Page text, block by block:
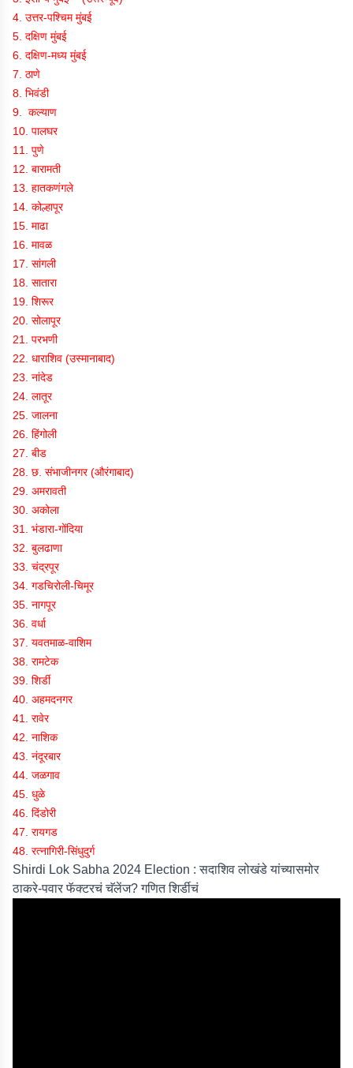
4. उत्तर-पश्चिम मुंबई
5. दक्षिण मुंबई
6. दक्षिण-मध्य मुंबई
7. ठाणे
8. भिवंडी
9. कल्याण
10. पालघर
11. पुणे
12. बारामती
13. हातकणंगले
14. कोल्हापूर
15. माढा
16. मावळ
17. सांगली
18. सातारा
19. शिरूर
20. सोलापूर
21. परभणी
22. धाराशिव (उस्मानाबाद)
23. नांदेड
24. लातूर
25. जालना
26. हिंगोली
27. बीड
28. छ. संभाजीनगर (औरंगाबाद)
29. अमरावती
30. अकोला
31. भंडारा-गोंदिया
32. बुलढाणा
33. चंद्रपूर
34. गडचिरोली-चिमूर
35. नागपूर
36. वर्धा
37. यवतमाळ-वाशिम
38. रामटेक
39. शिर्डी
40. अहमदनगर
41. रावेर
42. नाशिक
43. नंदूरबार
44. जळगाव
45. धुळे
46. दिंडोरी
47. रायगड
48. रत्नागिरी-सिंधुदुर्ग
Shirdi Lok Sabha 2024 Election : सदाशिव लोखंडे यांच्यासमोर
ठाकरे-पवार फॅक्टरचं चॅलेंज? गणित शिर्डीचं